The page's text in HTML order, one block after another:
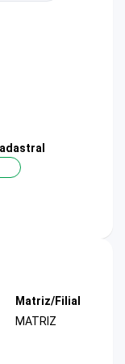
Matriz/Filial
MATRIZ